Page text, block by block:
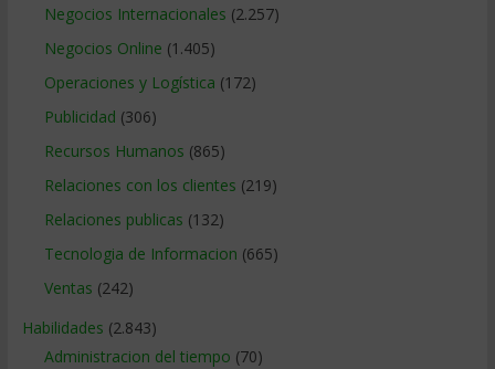
Negocios Internacionales (2.257)
Negocios Online (1.405)
Operaciones y Logística (172)
Publicidad (306)
Recursos Humanos (865)
Relaciones con los clientes (219)
Relaciones publicas (132)
Tecnologia de Informacion (665)
Ventas (242)
Habilidades (2.843)
Administracion del tiempo (70)